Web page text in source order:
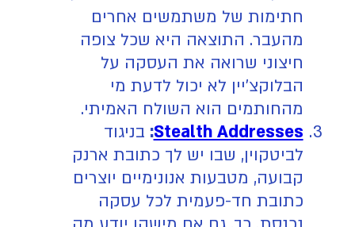
חתימות של משתמשים אחרים
מהעבר. התוצאה היא שכל צופה
חיצוני שרואה את העסקה על
הבלוקצ'יין לא יכול לדעת מי
מהחותמים הוא השולח האמיתי.
Stealth Addresses
: בניגוד
לביטקוין, שבו יש לך כתובת ארנק
קבועה, מטבעות אנונימיים יוצרים
כתובת חד-פעמית לכל עסקה